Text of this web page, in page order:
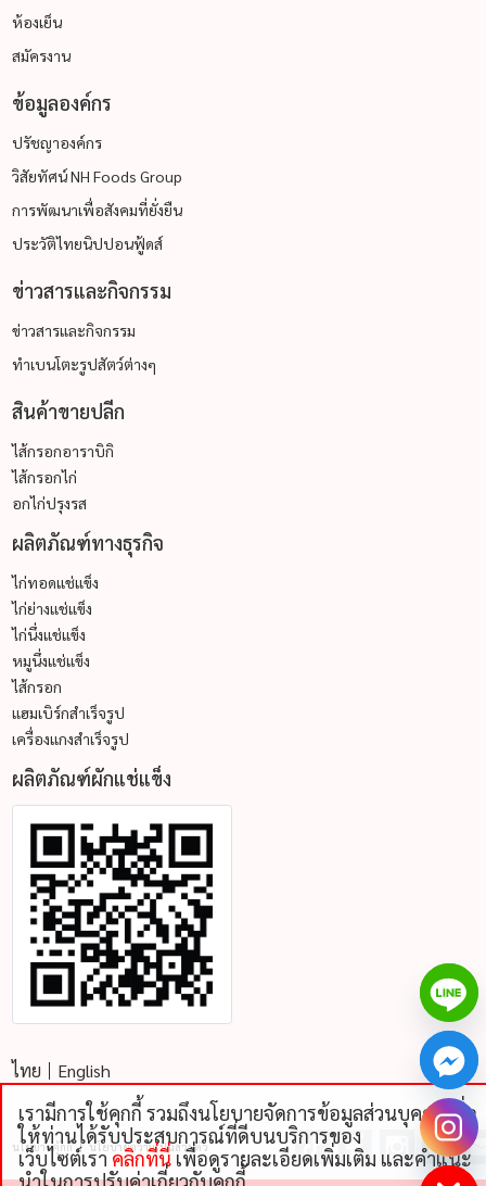
ห้องเย็น
สมัครงาน
ข้อมูลองค์กร
ปรัชญาองค์กร
วิสัยทัศน์ NH Foods Group
การพัฒนาเพื่อสังคมที่ยั่งยืน
ประวัติไทยนิปปอนฟู้ดส์
ข่าวสารและกิจกรรม
ข่าวสารและกิจกรรม
ทำเบนโตะรูปสัตว์ต่างๆ
สินค้าขายปลีก
ไส้กรอกอาราบิกิ
ไส้กรอกไก่
อกไก่ปรุงรส
ผลิตภัณฑ์ทางธุรกิจ
ไก่ทอดแช่แข็ง
ไก่ย่างแช่แข็ง
ไก่นึ่งแช่แข็ง
หมูนึ่งแช่แข็ง
ไส้กรอก
แฮมเบิร์กสำเร็จรูป
เครื่องแกงสำเร็จรูป
ผลิตภัณฑ์ผักแช่แข็ง
ไทย English
นโยบายคุ้กกี้ นโยบายความเป็นส่วนตัว
เรามีการใช้คุกกี้ รวมถึงนโยบายจัดการข้อมูลส่วนบุคคลเพื่อ
ให้ท่านได้รับประสบการณ์ที่ดีบนบริการของ
เว็บไซต์เราคลิกที่นี่เพื่อดูรายละเอียดเพิ่มเติม และคําแนะ
Hide
chaty